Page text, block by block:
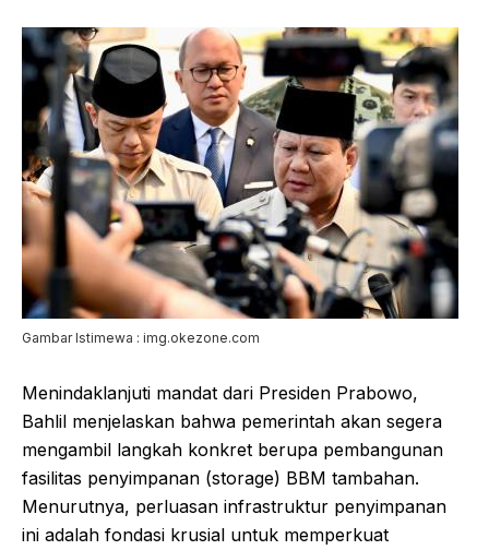
Gambar Istimewa : img.okezone.com
Menindaklanjuti mandat dari Presiden Prabowo,
Bahlil menjelaskan bahwa pemerintah akan segera
mengambil langkah konkret berupa pembangunan
fasilitas penyimpanan (storage) BBM tambahan.
Menurutnya, perluasan infrastruktur penyimpanan
ini adalah fondasi krusial untuk memperkuat